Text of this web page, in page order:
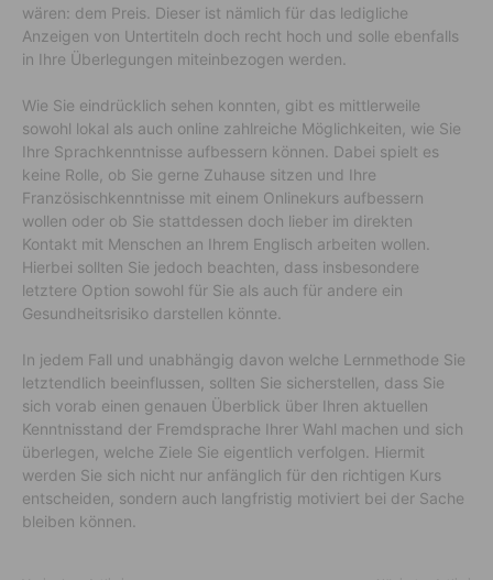
wären: dem Preis. Dieser ist nämlich für das ledigliche
Anzeigen von Untertiteln doch recht hoch und solle ebenfalls
in Ihre Überlegungen miteinbezogen werden.
Wie Sie eindrücklich sehen konnten, gibt es mittlerweile
sowohl lokal als auch online zahlreiche Möglichkeiten, wie Sie
Ihre Sprachkenntnisse aufbessern können. Dabei spielt es
keine Rolle, ob Sie gerne Zuhause sitzen und Ihre
Französischkenntnisse mit einem Onlinekurs aufbessern
wollen oder ob Sie stattdessen doch lieber im direkten
Kontakt mit Menschen an Ihrem Englisch arbeiten wollen.
Hierbei sollten Sie jedoch beachten, dass insbesondere
letztere Option sowohl für Sie als auch für andere ein
Gesundheitsrisiko darstellen könnte.
In jedem Fall und unabhängig davon welche Lernmethode Sie
letztendlich beeinflussen, sollten Sie sicherstellen, dass Sie
sich vorab einen genauen Überblick über Ihren aktuellen
Kenntnisstand der Fremdsprache Ihrer Wahl machen und sich
überlegen, welche Ziele Sie eigentlich verfolgen. Hiermit
werden Sie sich nicht nur anfänglich für den richtigen Kurs
entscheiden, sondern auch langfristig motiviert bei der Sache
bleiben können.